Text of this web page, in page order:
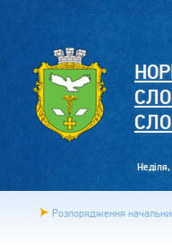
Розпорядження